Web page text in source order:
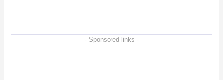
- Sponsored links -